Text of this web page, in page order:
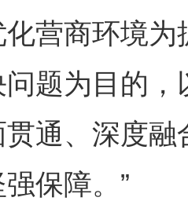
营商环境
问题为目的
通、深度
保障。”